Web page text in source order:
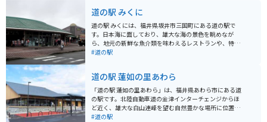
道の駅 みくに
道の駅 みくには、福井県坂井市三国町にある道の駅で
す。日本海に面しており、雄大な海の景色を眺めなが
ら、地元の新鮮な魚介類を味わえるレストランや、特産
品を販売するショップがあります。 海鮮市場では、地元
前がにや若狭ふぐなどの海産物加工品が人気です。ま
た、バイクで訪れる際は、日本海沿いの道路をツーリン
グするのがおすすめです。特に、道の駅 みくにから東尋
坊にかけての海岸線は、変化に富んだ景色が楽しめ、バ
イク乗りにとって人気のスポットです。
#道の駅
道の駅 蓮如の里あわら
「道の駅 蓮如の里あわら」は、福井県あわら市にある道
の駅です。北陸自動車道の金津インターチェンジからほ
ど近く、雄大な白山連峰を望む自然豊かな場所に位置し
ています。 地元の新鮮な野菜や果物を販売する農産物直
#道の駅